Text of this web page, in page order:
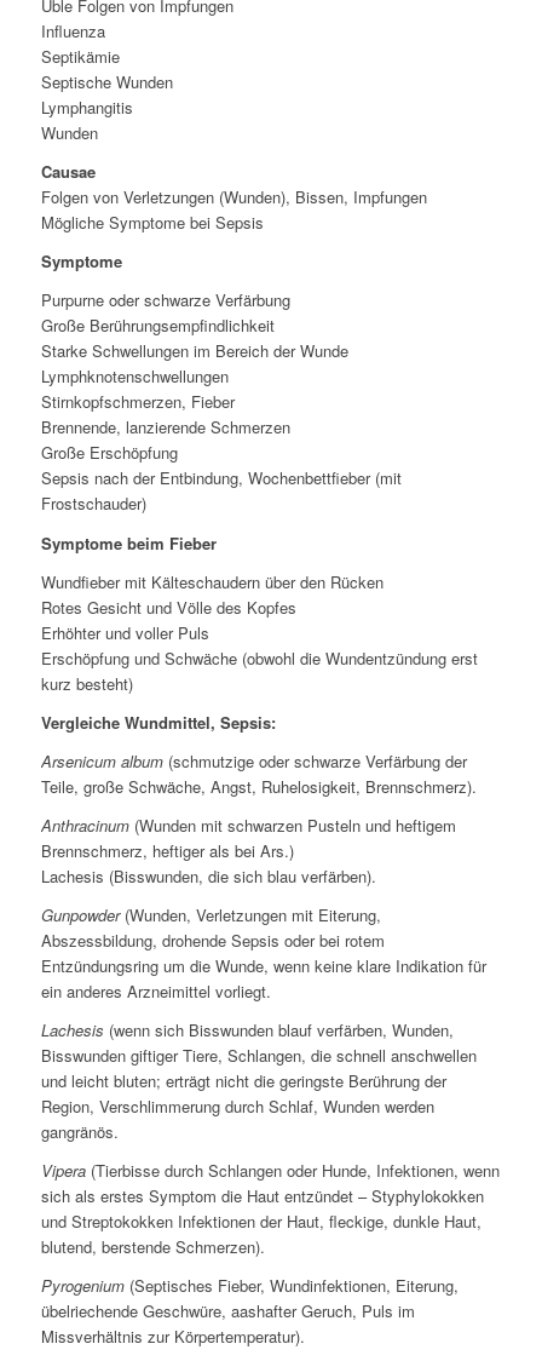
Üble Folgen von Impfungen
Influenza
Septikämie
Septische Wunden
Lymphangitis
Wunden
Causae
Folgen von Verletzungen (Wunden), Bissen, Impfungen
Mögliche Symptome bei Sepsis
Symptome
Purpurne oder schwarze Verfärbung
Große Berührungsempfindlichkeit
Starke Schwellungen im Bereich der Wunde
Lymphknotenschwellungen
Stirnkopfschmerzen, Fieber
Brennende, lanzierende Schmerzen
Große Erschöpfung
Sepsis nach der Entbindung, Wochenbettfieber (mit
Frostschauder)
Symptome beim Fieber
Wundfieber mit Kälteschaudern über den Rücken
Rotes Gesicht und Völle des Kopfes
Erhöhter und voller Puls
Erschöpfung und Schwäche (obwohl die Wundentzündung erst
kurz besteht)
Vergleiche Wundmittel, Sepsis:
Arsenicum album(schmutzige oder schwarze Verfärbung der
Teile, große Schwäche, Angst, Ruhelosigkeit, Brennschmerz).
Anthracinum(Wunden mit schwarzen Pusteln und heftigem
Brennschmerz, heftiger als bei Ars.)
Lachesis (Bisswunden, die sich blau verfärben).
Gunpowder(Wunden, Verletzungen mit Eiterung,
Abszessbildung, drohende Sepsis oder bei rotem
Entzündungsring um die Wunde, wenn keine klare Indikation für
ein anderes Arzneimittel vorliegt.
Lachesis (wenn sich Bisswunden blauf verfärben, Wunden,
Bisswunden giftiger Tiere, Schlangen, die schnell anschwellen
und leicht bluten; erträgt nicht die geringste Berührung der
Region, Verschlimmerung durch Schlaf, Wunden werden
gangränös.
Vipera(Tierbisse durch Schlangen oder Hunde, Infektionen, wenn
sich als erstes Symptom die Haut entzündet – Styphylokokken
und Streptokokken Infektionen der Haut, fleckige, dunkle Haut,
blutend, berstende Schmerzen).
Pyrogenium(Septisches Fieber, Wundinfektionen, Eiterung,
übelriechende Geschwüre, aashafter Geruch, Puls im
Missverhältnis zur Körpertemperatur).